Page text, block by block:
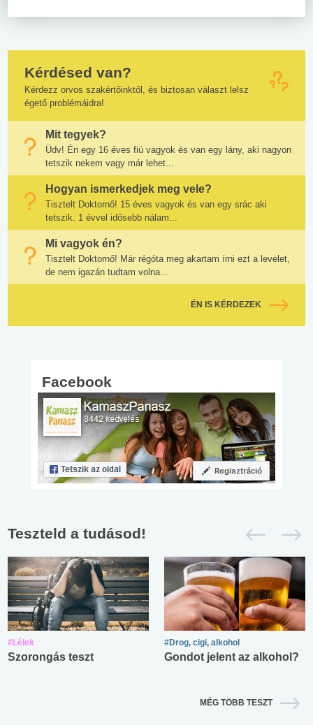
Kérdésed van?
Kérdezz orvos szakértőinktől, és biztosan választ lelsz
égető problémáidra!
Mit tegyek?
Üdv! Én egy 16 éves fiú vagyok és van egy lány, aki nagyon
tetszik nekem vagy már lehet...
Hogyan ismerkedjek meg vele?
Tisztelt Doktornő! 15 éves vagyok és van egy srác aki
tetszik. 1 évvel idősebb nálam...
Mi vagyok én?
Tisztelt Doktornő! Már régóta meg akartam írni ezt a levelet,
de nem igazán tudtam volna...
ÉN IS KÉRDEZEK
Facebook
Teszteld a tudásod!
#Lélek
Szorongás teszt
#Drog, cigi, alkohol
Gondot jelent az alkohol?
MÉG TÖBB TESZT